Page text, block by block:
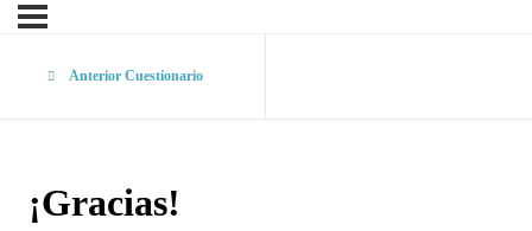
Anterior Cuestionario
¡Gracias!